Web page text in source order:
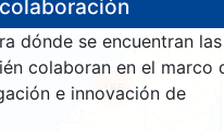
dónde se encuentran las
colaboran en el marco
e innovación de
166